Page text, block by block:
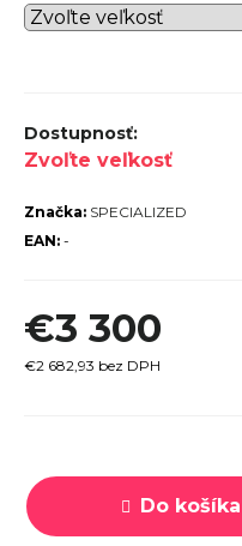
Zvoľte veľkosť
Značka: SPECIALIZED
EAN: -
€3 300
€2 682,93 bez DPH
cena:
Do košíka
o
a
e
2026
€979